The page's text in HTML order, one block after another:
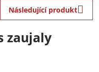
Následující produkt
zaujaly